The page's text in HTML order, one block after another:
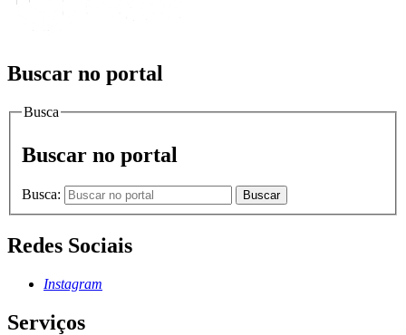
Buscar no portal
Busca
Buscar no portal
Busca: Buscar
Redes Sociais
Instagram
Serviços